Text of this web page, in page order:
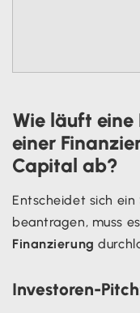
Wie läuft eine
einer
Capital ab?
Entscheidet sich
beantragen, muss
Finanzierung
Investoren-